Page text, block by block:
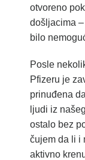
otvoreno
došljacima
bilo
Posle
Pfizeru je
prinuđena
ljudi iz
ostalo bez
čujem da li i
aktivno